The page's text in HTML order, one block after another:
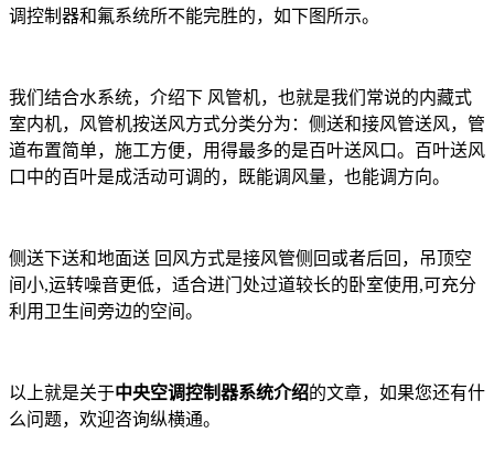
调控制器和氟系统所不能完胜的，如下图所示。
我们结合水系统，介绍下 风管机，也就是我们常说的内藏式
室内机，风管机按送风方式分类分为：侧送和接风管送风，管
道布置简单，施工方便，用得最多的是百叶送风口。百叶送风
口中的百叶是成活动可调的，既能调风量，也能调方向。
侧送下送和地面送 回风方式是接风管侧回或者后回，吊顶空
间小,运转噪音更低，适合进门处过道较长的卧室使用,可充分
利用卫生间旁边的空间。
以上就是关于中央空调控制器系统介绍的文章，如果您还有什
么问题，欢迎咨询纵横通。